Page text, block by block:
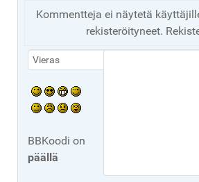
Kommentteja ei näytetä
rekisteröityneet.
BBKoodi on
päällä